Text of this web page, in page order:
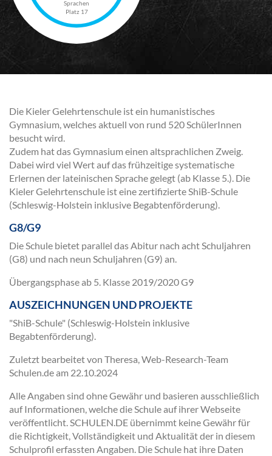
Sprachen
Platz 17
Die Kieler Gelehrtenschule ist ein humanistisches
Gymnasium, welches aktuell von rund 520 SchülerInnen
besucht wird.
Zudem hat das Gymnasium einen altsprachlichen Zweig.
Dabei wird viel Wert auf das frühzeitige systematische
Erlernen der lateinischen Sprache gelegt (ab Klasse 5.). Die
Kieler Gelehrtenschule ist eine zertifizierte ShiB-Schule
(Schleswig-Holstein inklusive Begabtenförderung).
G8/G9
Die Schule bietet parallel das Abitur nach acht Schuljahren
(G8) und nach neun Schuljahren (G9) an.
Übergangsphase ab 5. Klasse 2019/2020 G9
AUSZEICHNUNGEN UND PROJEKTE
"ShiB-Schule" (Schleswig-Holstein inklusive
Begabtenförderung).
Zuletzt bearbeitet von Theresa, Web-Research-Team
Schulen.de am 22.10.2024
Alle Angaben sind ohne Gewähr und basieren ausschließlich
auf Informationen, welche die Schule auf ihrer Webseite
veröffentlicht. SCHULEN.DE übernimmt keine Gewähr für
die Richtigkeit, Vollständigkeit und Aktualität der in diesem
Schulprofil erfassten Angaben. Die Schule hat ihre Daten